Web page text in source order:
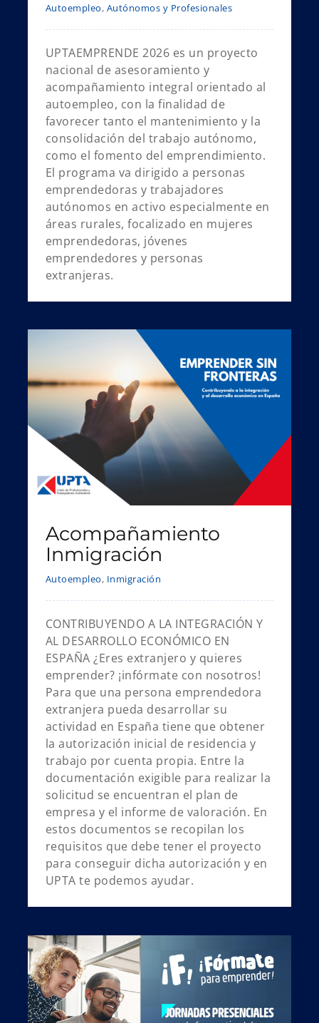
Autoempleo, Autónomos y Profesionales
UPTAEMPRENDE 2026 es un proyecto
nacional de asesoramiento y
acompañamiento integral orientado al
autoempleo, con la finalidad de
favorecer tanto el mantenimiento y la
consolidación del trabajo autónomo,
como el fomento del emprendimiento.
El programa va dirigido a personas
emprendedoras y trabajadores
autónomos en activo especialmente en
áreas rurales, focalizado en mujeres
emprendedoras, jóvenes
emprendedores y personas
extranjeras.
Acompañamiento
Inmigración
Autoempleo, Inmigración
CONTRIBUYENDO A LA INTEGRACIÓN Y
AL DESARROLLO ECONÓMICO EN
ESPAÑA ¿Eres extranjero y quieres
emprender? ¡infórmate con nosotros!
Para que una persona emprendedora
extranjera pueda desarrollar su
actividad en España tiene que obtener
la autorización inicial de residencia y
trabajo por cuenta propia. Entre la
documentación exigible para realizar la
solicitud se encuentran el plan de
empresa y el informe de valoración. En
estos documentos se recopilan los
requisitos que debe tener el proyecto
para conseguir dicha autorización y en
UPTA te podemos ayudar.